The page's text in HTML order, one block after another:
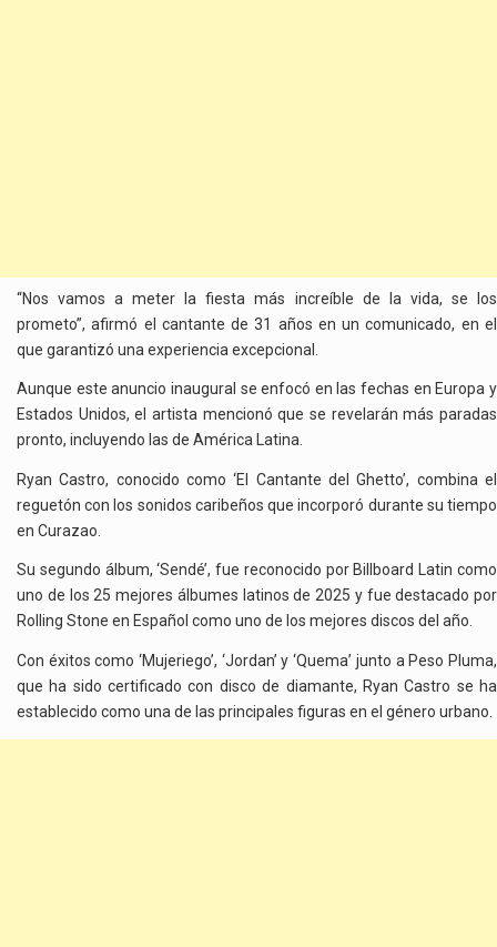
“Nos vamos a meter la fiesta más increíble de la vida, se los
prometo”, afirmó el cantante de 31 años en un comunicado, en el
que garantizó una experiencia excepcional.
Aunque este anuncio inaugural se enfocó en las fechas en Europa y
Estados Unidos, el artista mencionó que se revelarán más paradas
pronto, incluyendo las de América Latina.
Ryan Castro, conocido como ‘El Cantante del Ghetto’, combina el
reguetón con los sonidos caribeños que incorporó durante su tiempo
en Curazao.
Su segundo álbum, ‘Sendé’, fue reconocido por Billboard Latin como
uno de los 25 mejores álbumes latinos de 2025 y fue destacado por
Rolling Stone en Español como uno de los mejores discos del año.
Con éxitos como ‘Mujeriego’, ‘Jordan’ y ‘Quema’ junto a Peso Pluma,
que ha sido certificado con disco de diamante, Ryan Castro se ha
establecido como una de las principales figuras en el género urbano.